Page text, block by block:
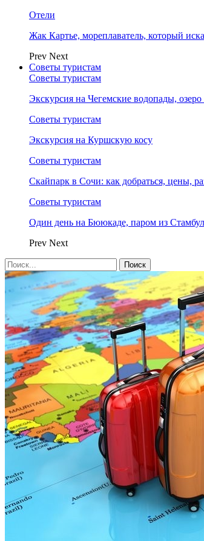
Отели
Жак Картье, мореплаватель, который
Prev Next
Советы туристам
Советы туристам
Экскурсия на Чегемские водопады,
Советы туристам
Экскурсия на Куршскую косу
Советы туристам
Скайпарк в Сочи: как добраться, цены,
Советы туристам
Один день на Бююкаде, паром из
Prev Next